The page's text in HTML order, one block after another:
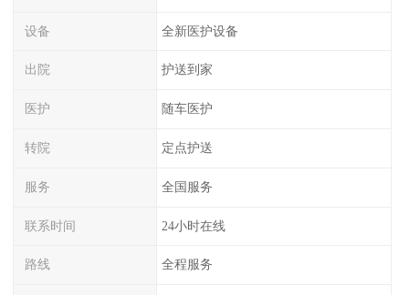
设备 全新医护设备
出院 护送到家
医护 随车医护
转院 定点护送
服务 全国服务
联系时间 24小时在线
路线 全程服务